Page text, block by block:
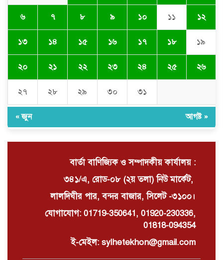
অব অনারে বরণ
চুনারুঘাটে সাংবাদিকের ব্যক্তিগত ভিডিও
ধারণের অভিযোগ: ব্ল্যাকমেইল ও চাঁদা
দাবির অভিযোগে তোলপাড়
দোয়ারাবাজারে বালু ব্যবসায়ীর সংবাদ
সম্মেলন চারটি নৌকা দখল ও নগদ টাকা
৬ ৭ ৮ ৯ ১০ ১১ ১২
১৩ ১৪ ১৫ ১৬ ১৭ ১৮ ১৯
২০ ২১ ২২ ২৩ ২৪ ২৫ ২৬
২৭ ২৮ ২৯ ৩০ ৩১
« জুন আগষ্ট »
বার্তা বাণিজ্যিক ও সম্পাদকীয় কার্যালয় :
৩৪১/এ, রোড-০৮ (২য় তলা) নিউ মার্কেট,
লালদিঘীর পার, বন্দর বাজার, সিলেট -৩১০০।
যোগাযোগ: 01719-350641, 01920-230336,
01818-094354
ই-মেইল: sylhetekhon@gmail.com